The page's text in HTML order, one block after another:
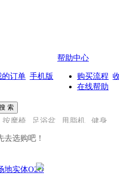
的订单 手机版
帮助中心
购买流程
在线帮助
按摩椅 足浴盆 甩脂机
健身
选购吧！
地实体O2O